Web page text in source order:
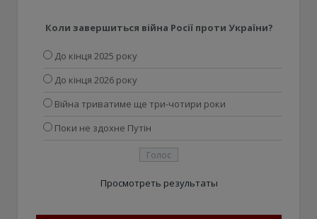
Коли завершиться війна Росії проти України?
До кінця 2025 року
До кінця 2026 року
Війна триватиме ще три-чотири роки
Поки не здохне Путін
Просмотреть результаты